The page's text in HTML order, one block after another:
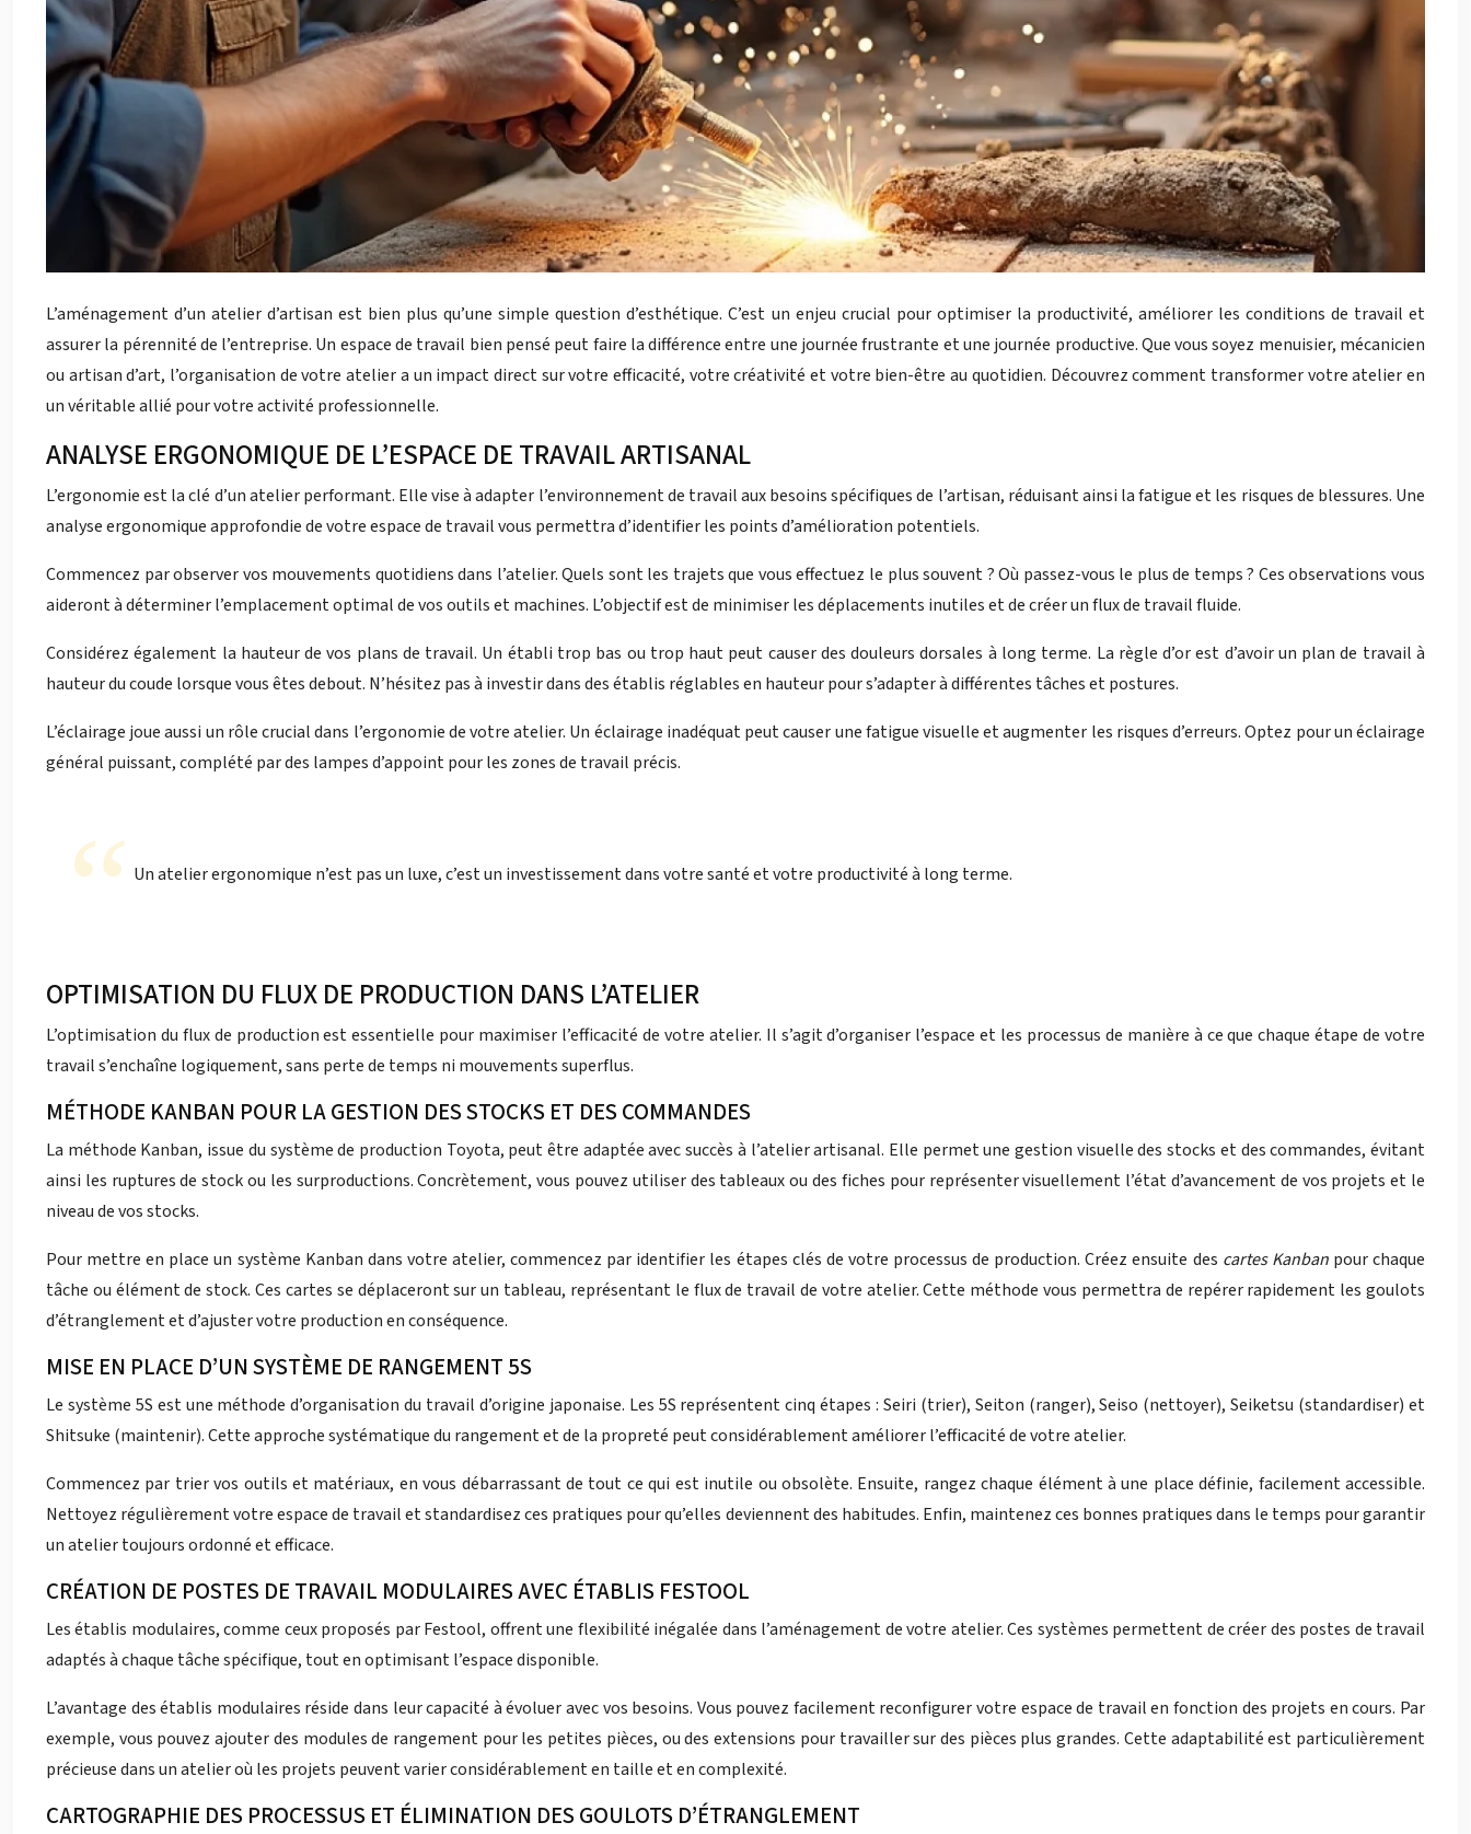
L’aménagement d’un atelier d’artisan est bien plus qu’une simple question d’esthétique. C’est un enjeu crucial pour optimiser la productivité, améliorer les conditions de travail et
assurer la pérennité de l’entreprise. Un espace de travail bien pensé peut faire la différence entre une journée frustrante et une journée productive. Que vous soyez menuisier, mécanicien
ou artisan d’art, l’organisation de votre atelier a un impact direct sur votre efficacité, votre créativité et votre bien-être au quotidien. Découvrez comment transformer votre atelier en
un véritable allié pour votre activité professionnelle.
ANALYSE ERGONOMIQUE DE L’ESPACE DE TRAVAIL ARTISANAL
L’ergonomie est la clé d’un atelier performant. Elle vise à adapter l’environnement de travail aux besoins spécifiques de l’artisan, réduisant ainsi la fatigue et les risques de blessures. Une
analyse ergonomique approfondie de votre espace de travail vous permettra d’identifier les points d’amélioration potentiels.
Commencez par observer vos mouvements quotidiens dans l’atelier. Quels sont les trajets que vous effectuez le plus souvent ? Où passez-vous le plus de temps ? Ces observations vous
aideront à déterminer l’emplacement optimal de vos outils et machines. L’objectif est de minimiser les déplacements inutiles et de créer un flux de travail fluide.
Considérez également la hauteur de vos plans de travail. Un établi trop bas ou trop haut peut causer des douleurs dorsales à long terme. La règle d’or est d’avoir un plan de travail à
hauteur du coude lorsque vous êtes debout. N’hésitez pas à investir dans des établis réglables en hauteur pour s’adapter à différentes tâches et postures.
L’éclairage joue aussi un rôle crucial dans l’ergonomie de votre atelier. Un éclairage inadéquat peut causer une fatigue visuelle et augmenter les risques d’erreurs. Optez pour un éclairage
général puissant, complété par des lampes d’appoint pour les zones de travail précis.
Un atelier ergonomique n’est pas un luxe, c’est un investissement dans votre santé et votre productivité à long terme.
OPTIMISATION DU FLUX DE PRODUCTION DANS L’ATELIER
L’optimisation du flux de production est essentielle pour maximiser l’efficacité de votre atelier. Il s’agit d’organiser l’espace et les processus de manière à ce que chaque étape de votre
travail s’enchaîne logiquement, sans perte de temps ni mouvements superflus.
MÉTHODE KANBAN POUR LA GESTION DES STOCKS ET DES COMMANDES
La méthode Kanban, issue du système de production Toyota, peut être adaptée avec succès à l’atelier artisanal. Elle permet une gestion visuelle des stocks et des commandes, évitant
ainsi les ruptures de stock ou les surproductions. Concrètement, vous pouvez utiliser des tableaux ou des fiches pour représenter visuellement l’état d’avancement de vos projets et le
niveau de vos stocks.
Pour mettre en place un système Kanban dans votre atelier, commencez par identifier les étapes clés de votre processus de production. Créez ensuite des cartes Kanban pour chaque
tâche ou élément de stock. Ces cartes se déplaceront sur un tableau, représentant le flux de travail de votre atelier. Cette méthode vous permettra de repérer rapidement les goulots
d’étranglement et d’ajuster votre production en conséquence.
MISE EN PLACE D’UN SYSTÈME DE RANGEMENT 5S
Le système 5S est une méthode d’organisation du travail d’origine japonaise. Les 5S représentent cinq étapes : Seiri (trier), Seiton (ranger), Seiso (nettoyer), Seiketsu (standardiser) et
Shitsuke (maintenir). Cette approche systématique du rangement et de la propreté peut considérablement améliorer l’efficacité de votre atelier.
Commencez par trier vos outils et matériaux, en vous débarrassant de tout ce qui est inutile ou obsolète. Ensuite, rangez chaque élément à une place définie, facilement accessible.
Nettoyez régulièrement votre espace de travail et standardisez ces pratiques pour qu’elles deviennent des habitudes. Enfin, maintenez ces bonnes pratiques dans le temps pour garantir
un atelier toujours ordonné et efficace.
CRÉATION DE POSTES DE TRAVAIL MODULAIRES AVEC ÉTABLIS FESTOOL
Les établis modulaires, comme ceux proposés par Festool, offrent une flexibilité inégalée dans l’aménagement de votre atelier. Ces systèmes permettent de créer des postes de travail
adaptés à chaque tâche spécifique, tout en optimisant l’espace disponible.
L’avantage des établis modulaires réside dans leur capacité à évoluer avec vos besoins. Vous pouvez facilement reconfigurer votre espace de travail en fonction des projets en cours. Par
exemple, vous pouvez ajouter des modules de rangement pour les petites pièces, ou des extensions pour travailler sur des pièces plus grandes. Cette adaptabilité est particulièrement
précieuse dans un atelier où les projets peuvent varier considérablement en taille et en complexité.
CARTOGRAPHIE DES PROCESSUS ET ÉLIMINATION DES GOULOTS D’ÉTRANGLEMENT